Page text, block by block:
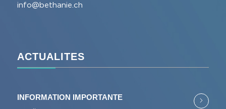
info@bethanie.ch
ACTUALITES
INFORMATION IMPORTANTE